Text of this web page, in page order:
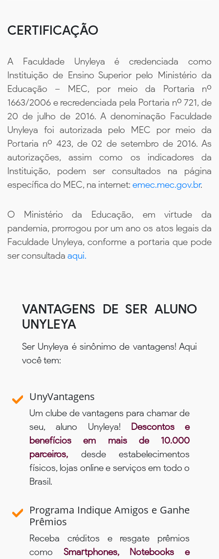
CERTIFICAÇÃO
A Faculdade Unyleya é credenciada como
Instituição de Ensino Superior pelo Ministério da
Educação – MEC, por meio da Portaria nº
1663/2006 e recredenciada pela Portaria nº 721, de
20 de julho de 2016. A denominação Faculdade
Unyleya foi autorizada pelo MEC por meio da
Portaria nº 423, de 02 de setembro de 2016. As
autorizações, assim como os indicadores da
Instituição, podem ser consultados na página
específica do MEC, na internet: emec.mec.gov.br.
O Ministério da Educação, em virtude da
pandemia, prorrogou por um ano os atos legais da
Faculdade Unyleya, conforme a portaria que pode
ser consultada aqui.
VANTAGENS DE SER ALUNO
UNYLEYA
Ser Unyleya é sinônimo de vantagens! Aqui
você tem:
UnyVantagens
Um clube de vantagens para chamar de
seu, aluno Unyleya! Descontos e
benefícios em mais de 10.000
parceiros, desde estabelecimentos
físicos, lojas online e serviços em todo o
Brasil.
Programa Indique Amigos e Ganhe
Prêmios
Receba créditos e resgate prêmios
como Smartphones, Notebooks e